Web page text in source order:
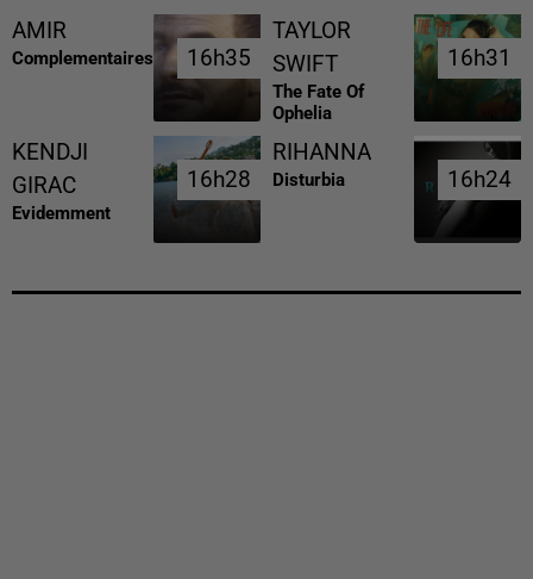
AMIR
Complementaires 16h35
16h35
TAYLOR
SWIFT
The Fate Of
Ophelia
16h31
16h31
KENDJI
GIRAC
Evidemment
16h28
16h28
RIHANNA
Disturbia 16h24
16h24